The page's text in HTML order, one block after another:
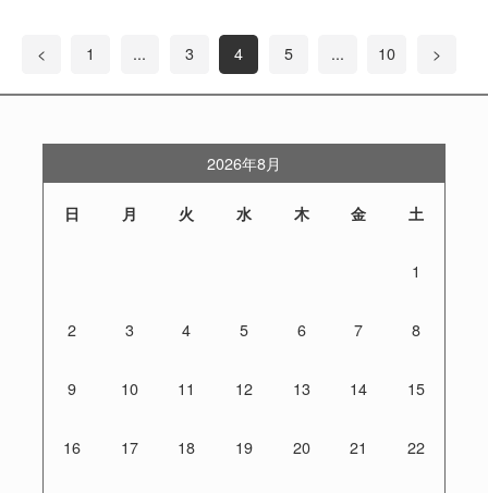
< 1 ... 3 4 5 ... 10 >
2026年8月
日 月 火 水 木 金 土
1
2 3 4 5 6 7 8
9 10 11 12 13 14 15
16 17 18 19 20 21 22